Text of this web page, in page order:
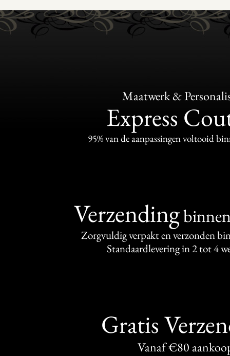
Maatwerk &
Express
95% van de aanpassingen voltooid
Verzending
Zorgvuldig verpakt en verzonden
Standaardlevering in 2 tot 4
Gratis
Vanaf €80